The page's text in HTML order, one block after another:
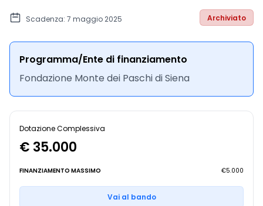
Scadenza: 7 maggio 2025 Archiviato
Programma/Ente di finanziamento
Fondazione Monte dei Paschi di Siena
Dotazione Complessiva
€ 35.000
FINANZIAMENTO MASSIMO €5.000
Vai al bando